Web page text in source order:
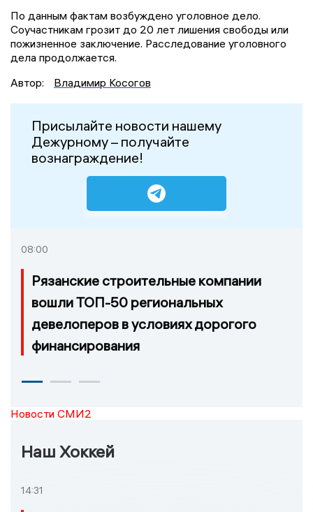
По данным фактам возбуждено уголовное дело.
Соучастникам грозит до 20 лет лишения свободы или
пожизненное заключение. Расследование уголовного
дела продолжается.
Автор:
Владимир Косогов
Присылайте новости нашему
Дежурному – получайте
вознаграждение!
08:00
Рязанские строительные компании
вошли ТОП-50 региональных
девелоперов в условиях дорогого
финансирования
Новости СМИ2
Наш Хоккей
14:31